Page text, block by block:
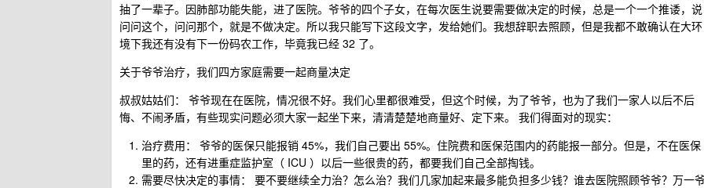
抽了一辈子。因肺部功能失能，进了医院。爷爷的四个子女，在每次医生说要需要做决定的时候，总是一个一个推诿，说
问问这个，问问那个，就是不做决定。所以我只能写下这段文字，发给她们。我想辞职去照顾，但是我都不敢确认在大环
境下我还有没有下一份码农工作，毕竟我已经 32 了。
关于爷爷治疗，我们四方家庭需要一起商量决定
叔叔姑姑们： 爷爷现在在医院，情况很不好。我们心里都很难受，但这个时候，为了爷爷，也为了我们一家人以后不后
悔、不闹矛盾，有些现实问题必须大家一起坐下来，清清楚楚地商量好、定下来。 我们得面对的现实：
治疗费用： 爷爷的医保只能报销 45%，我们自己要出 55%。住院费和医保范围内的药能报一部分。但是，不在医保
里的药，还有进重症监护室（ ICU ）以后一些很贵的药，都要我们自己全部掏钱。
需要尽快决定的事情： 要不要继续全力治？怎么治？我们几家加起来最多能负担多少钱？谁去医院照顾爷爷？万一